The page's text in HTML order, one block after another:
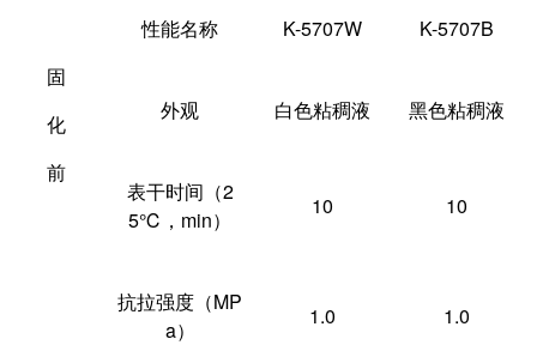
固
化
前
性能名称 K-5707W K-5707B
外观 白色粘稠液 黑色粘稠液
表干时间（2
5℃，min）
10 10
抗拉强度（MP
a）
1.0 1.0